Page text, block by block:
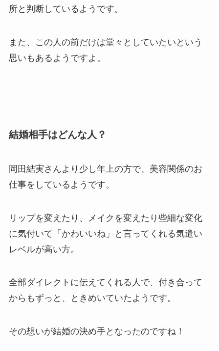
所と判断しているようです。
また、この人の前だけは堂々としていたいという
思いもあるようですよ。
結婚相手はどんな人？
岡田結実さんより少し年上の方で、美容関係のお
仕事をしているようです。
リップを変えたり、メイクを変えたり些細な変化
に気付いて「かわいいね」と言ってくれる気遣い
レベルが高い方。
全部ダイレクトに伝えてくれる人で、付き合って
からもずっと、ときめいていたようです。
その想いが結婚の決め手となったのですね！